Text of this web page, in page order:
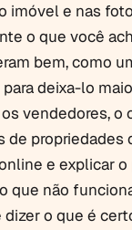
imóvel e nas
o que você
bem, como
deixa-lo
vendedores, o
de propriedades
e explicar o
que não
dizer o que é